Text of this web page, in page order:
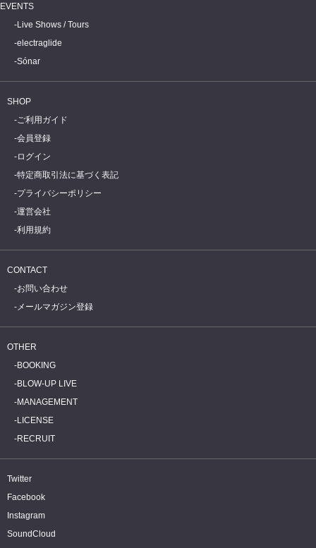
EVENTS
Live Shows / Tours
electraglide
Sónar
SHOP
ご利用ガイド
会員登録
ログイン
特定商取引法に基づく表記
プライバシーポリシー
運営会社
利用規約
CONTACT
お問い合わせ
メールマガジン登録
OTHER
BOOKING
BLOW-UP LIVE
MANAGEMENT
LICENSE
RECRUIT
Twitter
Facebook
Instagram
SoundCloud